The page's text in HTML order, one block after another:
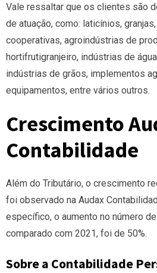
Vale ressaltar que os clientes são
de atuação, como: laticínios,
cooperativas, agroindústrias de
hortifrutigranjeiro, indústrias de
indústrias de grãos, implementos
equipamentos, entre vários outros.
Crescimento
Contabilidade
Além do Tributário, o crescimento
foi observado na Audax
específico, o aumento no número
comparado com 2021, foi de 50%.
Sobre a Contabilidade